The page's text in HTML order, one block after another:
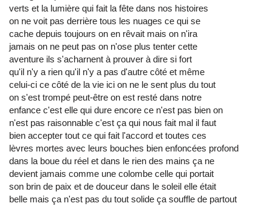
verts et la lumière qui fait la fête dans nos histoires
on ne voit pas derrière tous les nuages ce qui se
cache depuis toujours on en rêvait mais on n'ira
jamais on ne peut pas on n'ose plus tenter cette
aventure ils s'acharnent à prouver à dire si fort
qu'il n'y a rien qu'il n'y a pas d'autre côté et même
celui-ci ce côté de la vie ici on ne le sent plus du tout
on s'est trompé peut-être on est resté dans notre
enfance c'est elle qui dure encore ce n'est pas bien on
n'est pas raisonnable c'est ça qui nous fait mal il faut
bien accepter tout ce qui fait l'accord et toutes ces
lèvres mortes avec leurs bouches bien enfoncées profond
dans la boue du réel et dans le rien des mains ça ne
devient jamais comme une colombe celle qui portait
son brin de paix et de douceur dans le soleil elle était
belle mais ça n'est pas du tout solide ça souffle de partout